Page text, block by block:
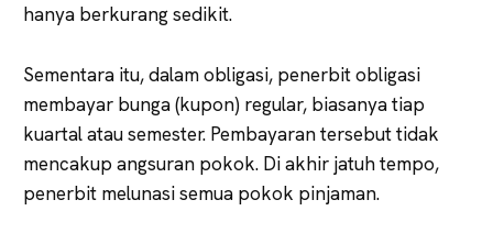
hanya berkurang sedikit.
Sementara itu, dalam obligasi, penerbit obligasi
membayar bunga (kupon) regular, biasanya tiap
kuartal atau semester. Pembayaran tersebut tidak
mencakup angsuran pokok. Di akhir jatuh tempo,
penerbit melunasi semua pokok pinjaman.